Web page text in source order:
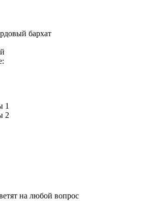
бархат
на любой вопрос